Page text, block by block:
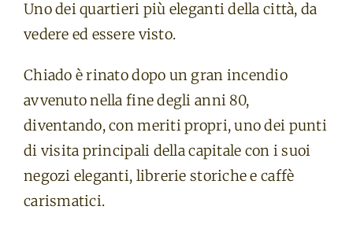
Uno dei quartieri più eleganti della città, da
vedere ed essere visto.
Chiado è rinato dopo un gran incendio
avvenuto nella fine degli anni 80,
diventando, con meriti propri, uno dei punti
di visita principali della capitale con i suoi
negozi eleganti, librerie storiche e caffè
carismatici.